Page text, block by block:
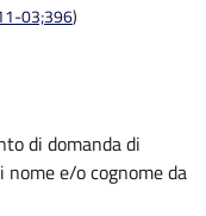
03;396)
di domanda di
nome e/o cognome da